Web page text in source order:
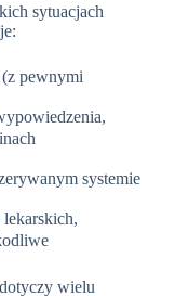
sytuacjach
pewnymi
systemie
wielu